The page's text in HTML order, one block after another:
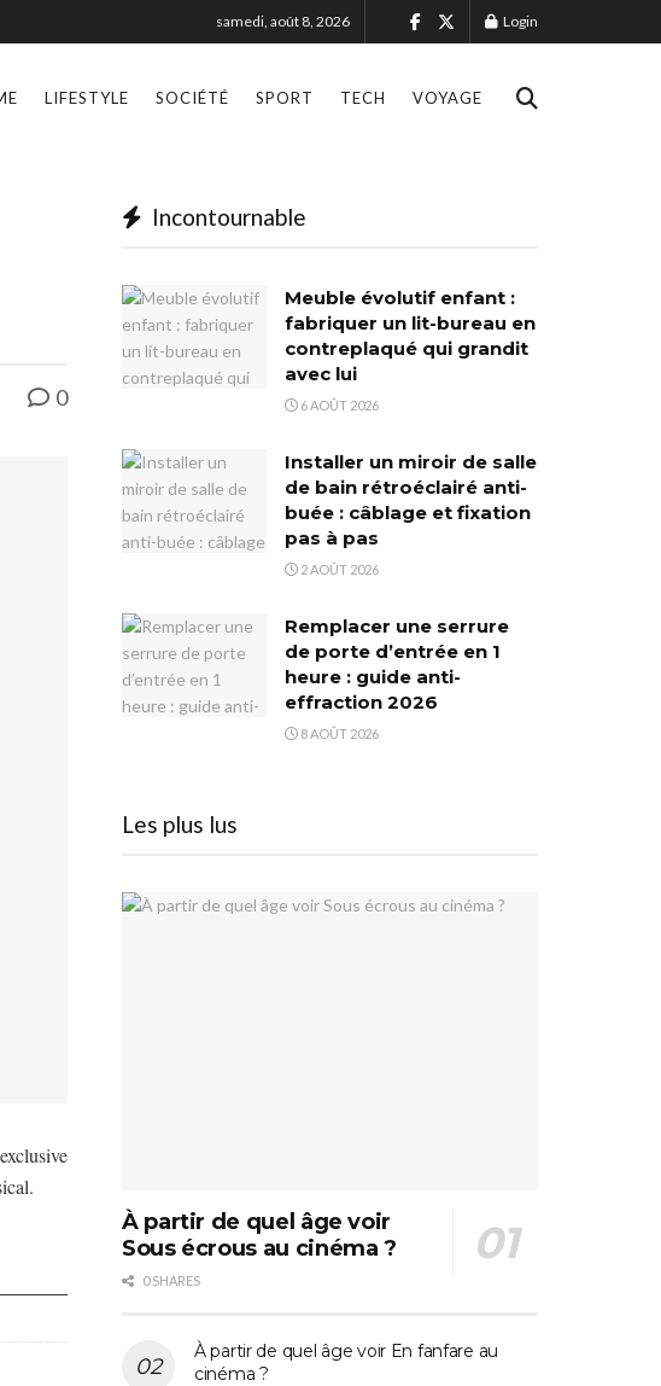
samedi, août 8, 2026 Login
LIFESTYLE SOCIÉTÉ SPORT TECH VOYAGE
0
Incontournable
Meuble évolutif enfant :
fabriquer un lit-bureau en
contreplaqué qui grandit
avec lui
6 AOÛT 2026
Installer un miroir de salle
de bain rétroéclairé anti-
buée : câblage et fixation
pas à pas
2 AOÛT 2026
Remplacer une serrure
de porte d’entrée en 1
heure : guide anti-
effraction 2026
8 AOÛT 2026
Les plus lus
À partir de quel âge voir
Sous écrous au cinéma ?
0 SHARES
À partir de quel âge voir En fanfare au
cinéma ?